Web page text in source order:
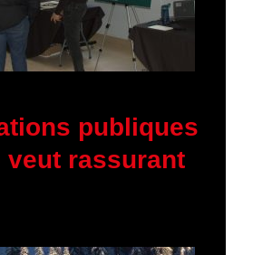
publiques
veut rassurant